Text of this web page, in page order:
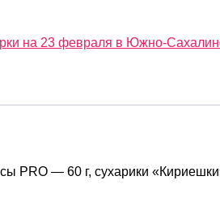
на 23 февраля в Южно-
PRO — 60 г, сухарики